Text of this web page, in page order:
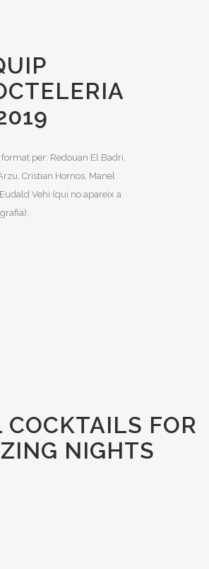
per: Redouan El Badri,
Cristian Hornos, Manel
Vehi (qui no apareix a
COCKTAILS FOR
NIGHTS